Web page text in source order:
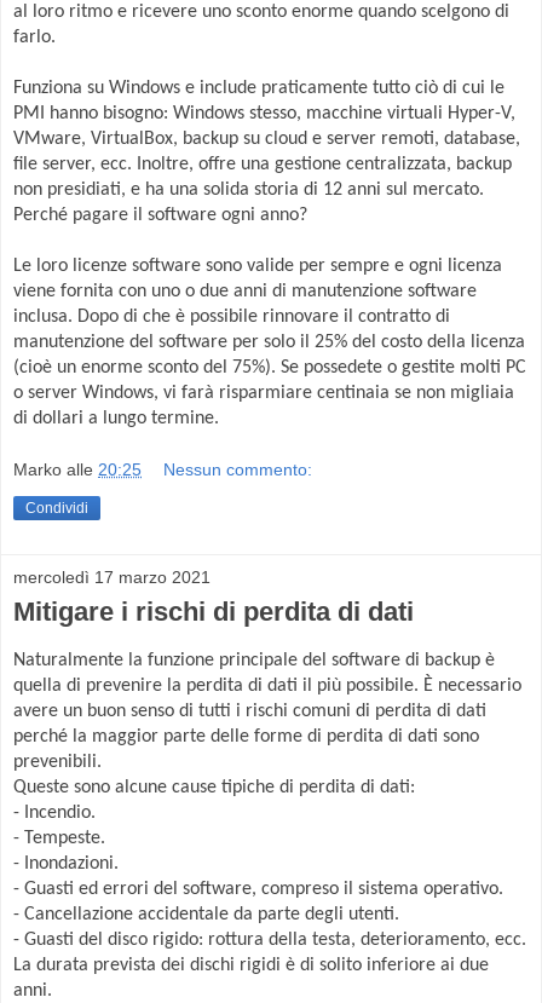
al loro ritmo e ricevere uno sconto enorme quando scelgono di
farlo.
Funziona su Windows e include praticamente tutto ciò di cui le
PMI hanno bisogno: Windows stesso, macchine virtuali Hyper-V,
VMware, VirtualBox, backup su cloud e server remoti, database,
file server, ecc. Inoltre, offre una gestione centralizzata, backup
non presidiati, e ha una solida storia di 12 anni sul mercato.
Perché pagare il software ogni anno?
Le loro licenze software sono valide per sempre e ogni licenza
viene fornita con uno o due anni di manutenzione software
inclusa. Dopo di che è possibile rinnovare il contratto di
manutenzione del software per solo il 25% del costo della licenza
(cioè un enorme sconto del 75%). Se possedete o gestite molti PC
o server Windows, vi farà risparmiare centinaia se non migliaia
di dollari a lungo termine.
Marko alle 20:25 Nessun commento:
Condividi
mercoledì 17 marzo 2021
Mitigare i rischi di perdita di dati
Naturalmente la funzione principale del software di backup è
quella di prevenire la perdita di dati il più possibile. È necessario
avere un buon senso di tutti i rischi comuni di perdita di dati
perché la maggior parte delle forme di perdita di dati sono
prevenibili.
Queste sono alcune cause tipiche di perdita di dati:
- Incendio.
- Tempeste.
- Inondazioni.
- Guasti ed errori del software, compreso il sistema operativo.
- Cancellazione accidentale da parte degli utenti.
- Guasti del disco rigido: rottura della testa, deterioramento, ecc.
La durata prevista dei dischi rigidi è di solito inferiore ai due
anni.